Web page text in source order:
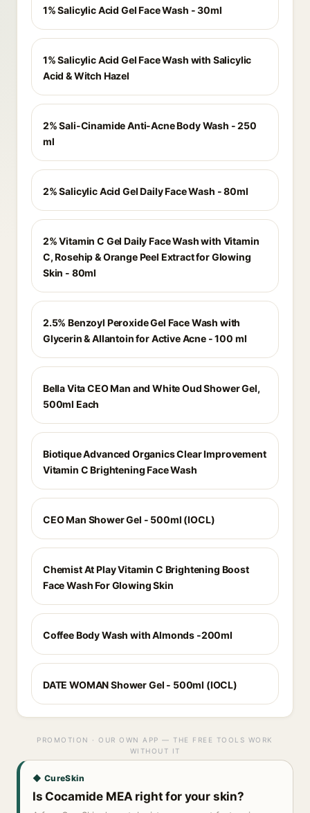
1% Salicylic Acid Gel Face Wash - 30ml
1% Salicylic Acid Gel Face Wash with Salicylic
Acid & Witch Hazel
2% Sali-Cinamide Anti-Acne Body Wash - 250
ml
2% Salicylic Acid Gel Daily Face Wash - 80ml
2% Vitamin C Gel Daily Face Wash with Vitamin
C, Rosehip & Orange Peel Extract for Glowing
Skin - 80ml
2.5% Benzoyl Peroxide Gel Face Wash with
Glycerin & Allantoin for Active Acne - 100 ml
Bella Vita CEO Man and White Oud Shower Gel,
500ml Each
Biotique Advanced Organics Clear Improvement
Vitamin C Brightening Face Wash
CEO Man Shower Gel - 500ml (IOCL)
Chemist At Play Vitamin C Brightening Boost
Face Wash For Glowing Skin
Coffee Body Wash with Almonds -200ml
DATE WOMAN Shower Gel - 500ml (IOCL)
PROMOTION · OUR OWN APP — THE FREE TOOLS WORK
WITHOUT IT
◆ CureSkin
Is Cocamide MEA right for your skin?